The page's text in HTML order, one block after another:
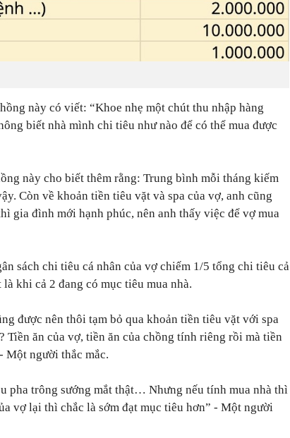
này có viết: “Khoe nhẹ một chút thu nhập hàng
biết nhà mình chi tiêu như nào để có thể mua được
này cho biết thêm rằng: Trung bình mỗi tháng kiếm
Còn về khoản tiền tiêu vặt và spa của vợ, anh cũng
gia đình mới hạnh phúc, nên anh thấy việc để vợ mua
sách chi tiêu cá nhân của vợ chiếm 1/5 tổng chi tiêu cả
khi cả 2 đang có mục tiêu mua nhà.
được nên thôi tạm bỏ qua khoản tiền tiêu vặt với spa
ăn của vợ, tiền ăn của chồng tính riêng rồi mà tiền
Một người thắc mắc.
pha trông sướng mắt thật… Nhưng nếu tính mua nhà thì
vợ lại thì chắc là sớm đạt mục tiêu hơn” - Một người